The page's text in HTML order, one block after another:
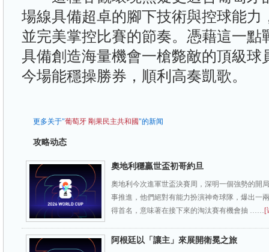
場線具備超卓的腳下技術與控球能力
並完美掌控比賽的節奏。憑藉這一點
具備創造海量機會一槍斃敵的頂級球
今場能穩操勝券，順利高奏凱歌。
更多关于"葡萄牙 剛果民主共和國"的新闻
攻略动态
奧地利穩贏世盃初哥約旦
奧地利今次進軍世盃決賽周，深明一個強勢的開
事推進，他們絕對有能力扮演神奇球隊，爆出一
得首名，意味著在接下來的淘汰賽有機會抽 ……[
阿根廷以「讓主」來展開衛冕之旅